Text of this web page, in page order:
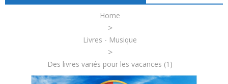
Home
>
Livres - Musique
>
Des livres variés pour les vacances (1)